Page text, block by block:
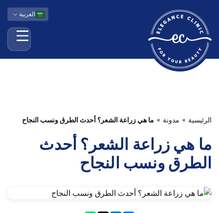
العربية
فتح
الرئيسية مدونة ما هي زراعة الشعر؟ أحدث الطرق ونسب النجاح
ما هي زراعة الشعر؟ أحدث
الطرق ونسب النجاح